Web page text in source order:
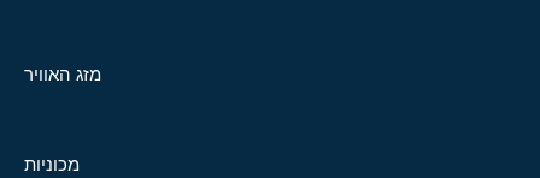
מזג האוויר
מכוניות